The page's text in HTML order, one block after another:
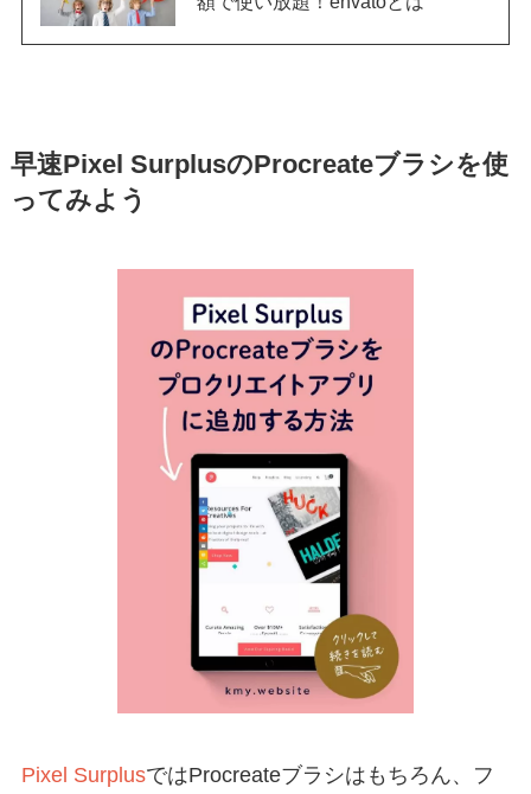
早速Pixel SurplusのProcreateブラシを使
ってみよう
Pixel SurplusではProcreateブラシはもちろん、フ